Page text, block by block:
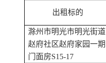
出租标的
滁州市明光市明光街道
赵府社区赵府家园一期
门面房S15-17